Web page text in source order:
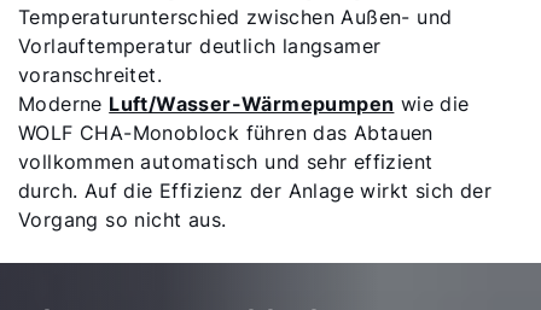
Temperaturunterschied zwischen Außen- und
Vorlauftemperatur deutlich langsamer
voranschreitet.
Moderne Luft/Wasser-Wärmepumpen wie die
WOLF CHA-Monoblock führen das Abtauen
vollkommen automatisch und sehr effizient
durch. Auf die Effizienz der Anlage wirkt sich der
Vorgang so nicht aus.